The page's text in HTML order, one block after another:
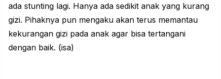
ada stunting lagi. Hanya ada sedikit anak yang kurang
gizi. Pihaknya pun mengaku akan terus memantau
kekurangan gizi pada anak agar bisa tertangani
dengan baik. (isa)